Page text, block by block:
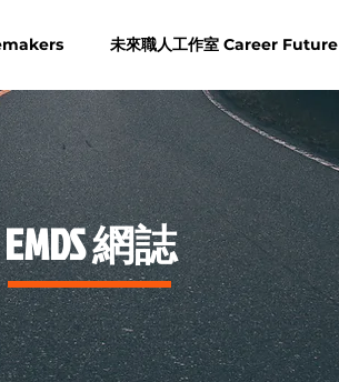
未來職人工作室 Career Future
​EMDS 網誌